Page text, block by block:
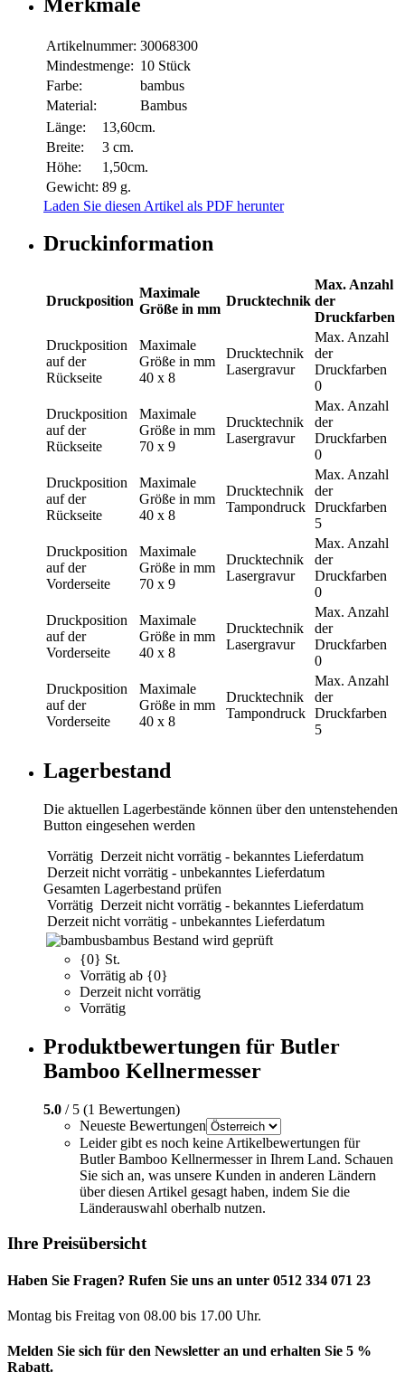
Artikelnummer: 30068300
Mindestmenge: 10 Stück
Farbe:
bambus
Material:
Bambus
Länge:
13,60cm.
Breite:
3 cm.
Höhe:
1,50cm.
Gewicht: 89 g.
Laden Sie diesen Artikel als PDF herunter
Druckinformation
Druckposition
Maximale
Größe in mm
Drucktechnik
Max. Anzahl
der
Druckfarben
Druckposition
auf der
Rückseite
Maximale
Größe in mm
40 x 8
Drucktechnik
Lasergravur
Max. Anzahl
der
Druckfarben
0
Druckposition
auf der
Rückseite
Maximale
Größe in mm
70 x 9
Drucktechnik
Lasergravur
Max. Anzahl
der
Druckfarben
0
Druckposition
auf der
Rückseite
Maximale
Größe in mm
40 x 8
Drucktechnik
Tampondruck
Max. Anzahl
der
Druckfarben
5
Druckposition
auf der
Vorderseite
Maximale
Größe in mm
70 x 9
Drucktechnik
Lasergravur
Max. Anzahl
der
Druckfarben
0
Druckposition
auf der
Vorderseite
Maximale
Größe in mm
40 x 8
Drucktechnik
Lasergravur
Max. Anzahl
der
Druckfarben
0
Druckposition
auf der
Vorderseite
Maximale
Größe in mm
40 x 8
Drucktechnik
Tampondruck
Max. Anzahl
der
Druckfarben
5
Lagerbestand
Die aktuellen Lagerbestände können über den untenstehenden
Button eingesehen werden
Vorrätig Derzeit nicht vorrätig - bekanntes Lieferdatum
Derzeit nicht vorrätig - unbekanntes Lieferdatum
Gesamten Lagerbestand prüfen
Vorrätig Derzeit nicht vorrätig - bekanntes Lieferdatum
Derzeit nicht vorrätig - unbekanntes Lieferdatum
bambus Bestand wird geprüft
{0} St.
Vorrätig ab {0}
Derzeit nicht vorrätig
Vorrätig
Produktbewertungen für Butler
Bamboo Kellnermesser
5.0 / 5 (1 Bewertungen)
Neueste Bewertungen
Leider gibt es noch keine Artikelbewertungen für
Butler Bamboo Kellnermesser in Ihrem Land. Schauen
Sie sich an, was unsere Kunden in anderen Ländern
über diesen Artikel gesagt haben, indem Sie die
Länderauswahl oberhalb nutzen.
Ihre Preisübersicht
Haben Sie Fragen? Rufen Sie uns an unter 0512 334 071 23
Montag bis Freitag von 08.00 bis 17.00 Uhr.
Melden Sie sich für den Newsletter an und erhalten Sie 5 %
Rabatt.